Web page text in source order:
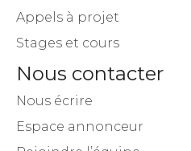
Appels à projet
Stages et cours
Nous contacter
Nous écrire
Espace annonceur